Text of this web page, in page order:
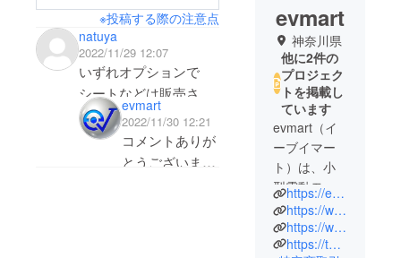
※投稿する際の注意点
natuya
2022/11/29 12:07
いずれオプションで
シートなどは販売され
ますか?evmart
2022/11/30 12:21
コメントありが
とうございま
evmart
神奈川県
他に2件の
プロジェク
トを掲載し
ています
evmart（イ
ーブイマー
ト）は、小
型電動モビ
リティ（電
動キック
ボード、電
https://evmart.jp/
https://www.instagram.com/evmartjp/
https://www.youtube.com/evmartjp
https://twitter.com/evmartjp